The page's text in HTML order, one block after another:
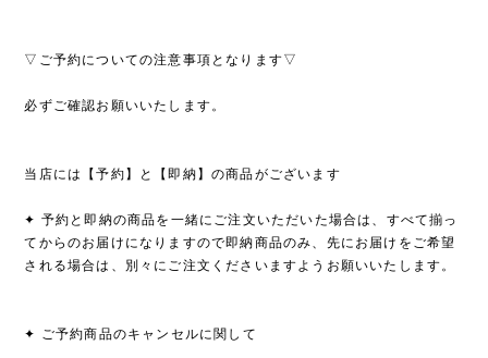
▽ご予約についての注意事項となります▽
必ずご確認お願いいたします。
当店には【予約】と【即納】の商品がございます
✦ 予約と即納の商品を一緒にご注文いただいた場合は、すべて揃っ
てからのお届けになりますので即納商品のみ、先にお届けをご希望
される場合は、別々にご注文くださいますようお願いいたします。
✦ ご予約商品のキャンセルに関して